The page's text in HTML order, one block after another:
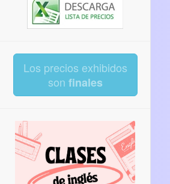
Los precios exhibidos
son finales